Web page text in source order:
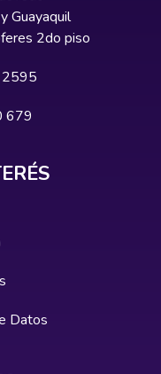
Guayaquil
2do piso
679
Datos